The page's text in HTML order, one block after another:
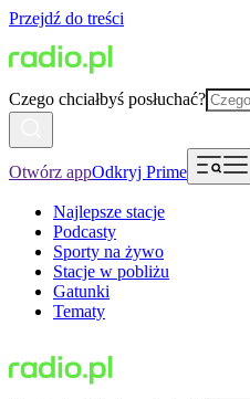
Przejdź do treści
Czego chciałbyś posłuchać?
Otwórz appOdkryj Prime
Najlepsze stacje
Podcasty
Sporty na żywo
Stacje w pobliżu
Gatunki
Tematy